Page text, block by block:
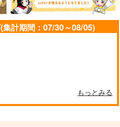
記念
リルボー
夢譚
ンプル
（税込）
くるみ
サンプル
計期間：07/30～08/05)
もっとみる